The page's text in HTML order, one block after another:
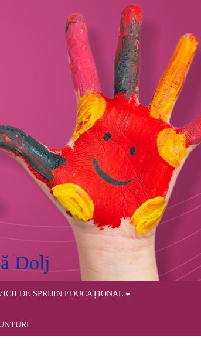
Dolj
DE SPRIJIN EDUCAȚIONAL